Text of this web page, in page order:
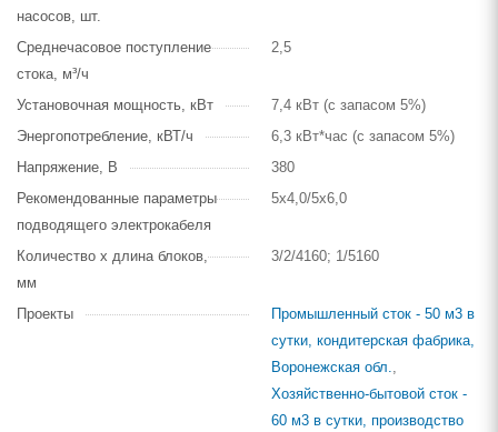
насосов, шт.
Среднечасовое поступление
стока, м³/ч
2,5
Установочная мощность, кВт
7,4 кВт (с запасом 5%)
Энергопотребление, кВТ/ч
6,3 кВт*час (с запасом 5%)
Напряжение, В
380
Рекомендованные параметры
подводящего электрокабеля
5х4,0/5х6,0
Количество х длина блоков,
мм
3/2/4160; 1/5160
Проекты
Промышленный сток - 50 м3 в
сутки, кондитерская фабрика,
Воронежская обл.,
Хозяйственно-бытовой сток -
60 м3 в сутки, производство